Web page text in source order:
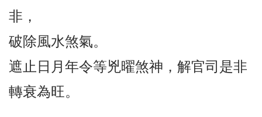
非，
破除風水煞氣。
遮止日月年令等兇曜煞神，解官司是非
轉衰為旺。